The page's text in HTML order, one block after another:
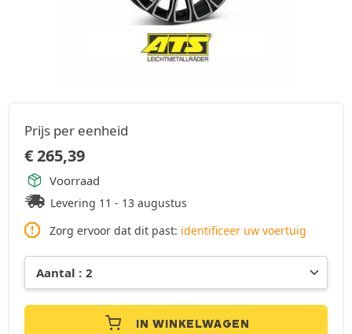
Prijs per eenheid
€265,39
Voorraad
Levering 11 - 13 augustus
Zorg ervoor dat dit past: identificeer uw voertuig
IN WINKELWAGEN